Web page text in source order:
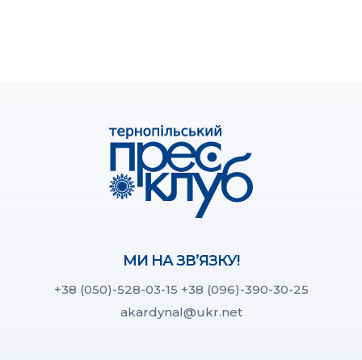
МИ НА ЗВ’ЯЗКУ!
+38 (050)-528-03-15 +38 (096)-390-30-25
akardynal@ukr.net